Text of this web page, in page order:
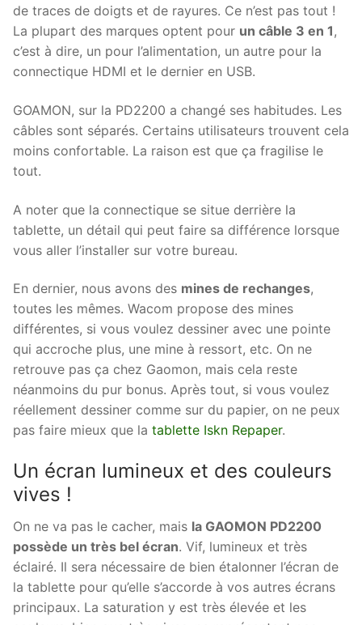
de traces de doigts et de rayures. Ce n’est pas tout !
La plupart des marques optent pour un câble 3 en 1,
c’est à dire, un pour l’alimentation, un autre pour la
connectique HDMI et le dernier en USB.
GOAMON, sur la PD2200 a changé ses habitudes. Les
câbles sont séparés. Certains utilisateurs trouvent cela
moins confortable. La raison est que ça fragilise le
tout.
A noter que la connectique se situe derrière la
tablette, un détail qui peut faire sa différence lorsque
vous aller l’installer sur votre bureau.
En dernier, nous avons des mines de rechanges,
toutes les mêmes. Wacom propose des mines
différentes, si vous voulez dessiner avec une pointe
qui accroche plus, une mine à ressort, etc. On ne
retrouve pas ça chez Gaomon, mais cela reste
néanmoins du pur bonus. Après tout, si vous voulez
réellement dessiner comme sur du papier, on ne peux
pas faire mieux que la tablette Iskn Repaper.
Un écran lumineux et des couleurs
vives !
On ne va pas le cacher, mais la GAOMON PD2200
possède un très bel écran. Vif, lumineux et très
éclairé. Il sera nécessaire de bien étalonner l’écran de
la tablette pour qu’elle s’accorde à vos autres écrans
principaux. La saturation y est très élevée et les